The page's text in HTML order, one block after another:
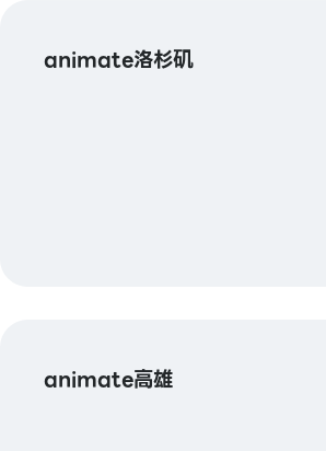
animate洛杉矶
animate高雄